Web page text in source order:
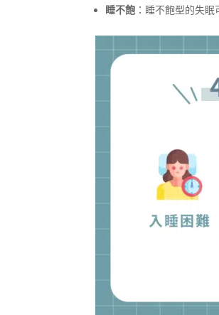
睡不飽 ：睡不飽型的失